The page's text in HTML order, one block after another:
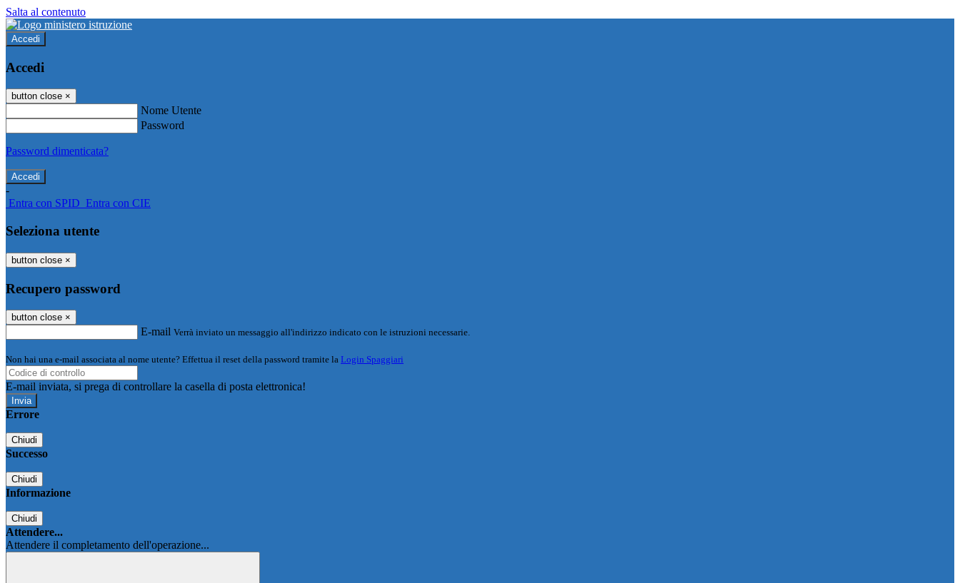
Salta al contenuto
Accedi
Accedi
button close ×
Nome Utente
Password
Password dimenticata?
-
Entra con SPID Entra con CIE
Seleziona utente
button close ×
Recupero password
button close ×
E-mail Verrà inviato un messaggio all'indirizzo indicato con le istruzioni necessarie.
Non hai una e-mail associata al nome utente? Effettua il reset della password tramite la Login Spaggiari
E-mail inviata, si prega di controllare la casella di posta elettronica!
Errore
Chiudi
Successo
Chiudi
Informazione
Chiudi
Attendere...
Attendere il completamento dell'operazione...